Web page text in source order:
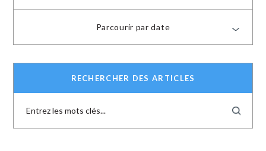
Parcourir par date
RECHERCHER DES ARTICLES